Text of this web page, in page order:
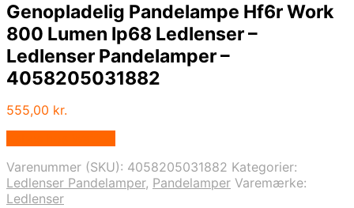
Genopladelig Pandelampe Hf6r Work
800 Lumen Ip68 Ledlenser –
Ledlenser Pandelamper –
4058205031882
555,00 kr.
Varenummer (SKU): 4058205031882 Kategorier:
Ledlenser Pandelamper, Pandelamper Varemærke:
Ledlenser